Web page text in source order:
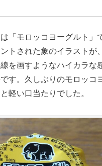
「モロッコヨーグルト」
トされた象のイラストが
を画すようなハイカラな
す。久しぶりのモロッコ
軽い口当たりでした。